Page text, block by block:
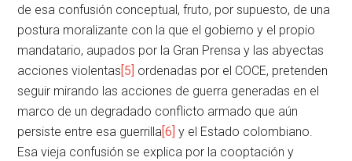
de esa confusión conceptual, fruto, por supuesto, de una
postura moralizante con la que el gobierno y el propio
mandatario, aupados por la Gran Prensa y las abyectas
acciones violentas[5] ordenadas por el COCE, pretenden
seguir mirando las acciones de guerra generadas en el
marco de un degradado conflicto armado que aún
persiste entre esa guerrilla[6] y el Estado colombiano.
Esa vieja confusión se explica por la cooptación y